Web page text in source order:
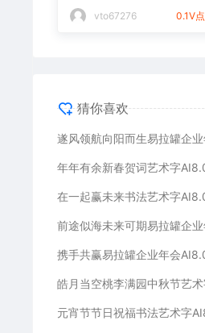
光打标文件通用矢量图
vto67276 0.1V点
猜你喜欢